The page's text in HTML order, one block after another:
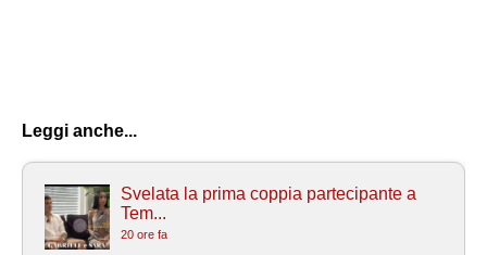
Leggi anche...
Svelata la prima coppia partecipante a
Tem...
20 ore fa